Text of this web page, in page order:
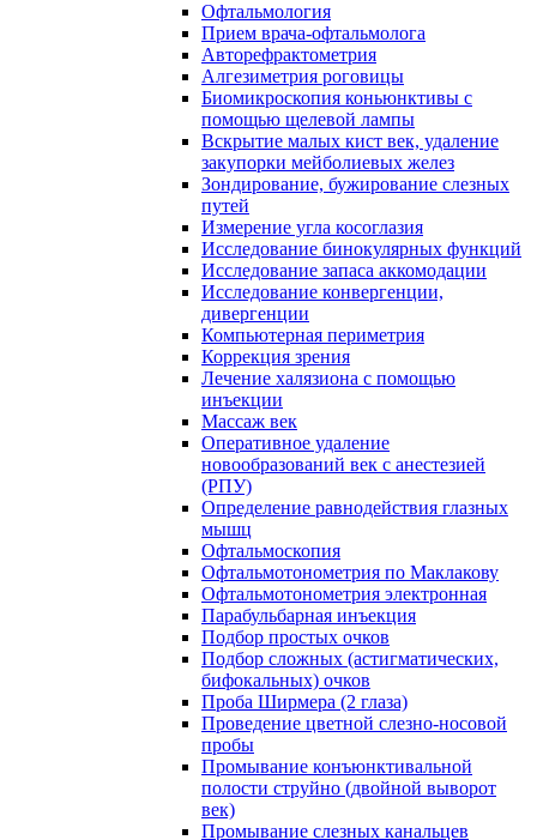
Офтальмология
Прием врача-офтальмолога
Авторефрактометрия
Алгезиметрия роговицы
Биомикроскопия коньюнктивы с
помощью щелевой лампы
Вскрытие малых кист век, удаление
закупорки мейболиевых желез
Зондирование, бужирование слезных
путей
Измерение угла косоглазия
Исследование бинокулярных функций
Исследование запаса аккомодации
Исследование конвергенции,
дивергенции
Компьютерная периметрия
Коррекция зрения
Лечение халязиона с помощью
инъекции
Массаж век
Оперативное удаление
новообразований век с анестезией
(РПУ)
Определение равнодействия глазных
мышц
Офтальмоскопия
Офтальмотонометрия по Маклакову
Офтальмотонометрия электронная
Парабульбарная инъекция
Подбор простых очков
Подбор сложных (астигматических,
бифокальных) очков
Проба Ширмера (2 глаза)
Проведение цветной слезно-носовой
пробы
Промывание конъюнктивальной
полости струйно (двойной выворот
век)
Промывание слезных канальцев